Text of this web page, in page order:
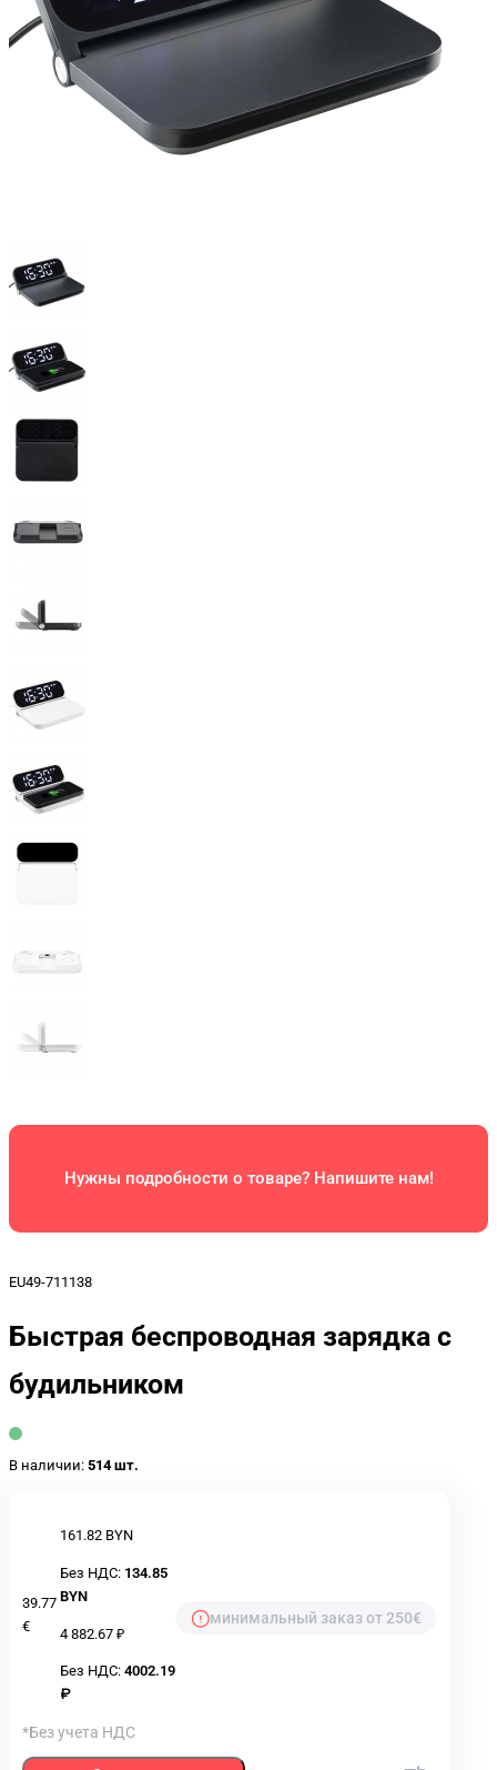
Нужны подробности о товаре? Напишите нам!
EU49-711138
Быстрая беспроводная зарядка с
будильником
В наличии: 514 шт.
39.77
€
161.82 BYN
Без НДС: 134.85
BYN
4 882.67 ₽
Без НДС:4002.19
₽
минимальный заказ от 250€
*Без учета НДС